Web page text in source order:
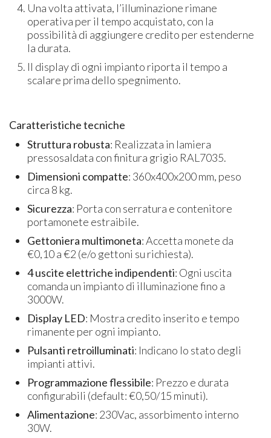
Una volta attivata, l’illuminazione rimane
operativa per il tempo acquistato, con la
possibilità di aggiungere credito per estenderne
la durata.
Il display di ogni impianto riporta il tempo a
scalare prima dello spegnimento.
Caratteristiche tecniche
Struttura robusta: Realizzata in lamiera
pressosaldata con finitura grigio RAL7035.
Dimensioni compatte: 360x400x200 mm, peso
circa 8 kg.
Sicurezza: Porta con serratura e contenitore
portamonete estraibile.
Gettoniera multimoneta: Accetta monete da
€0,10 a €2 (e/o gettoni su richiesta).
4 uscite elettriche indipendenti: Ogni uscita
comanda un impianto di illuminazione fino a
3000W.
Display LED: Mostra credito inserito e tempo
rimanente per ogni impianto.
Pulsanti retroilluminati: Indicano lo stato degli
impianti attivi.
Programmazione flessibile: Prezzo e durata
configurabili (default: €0,50/15 minuti).
Alimentazione: 230Vac, assorbimento interno
30W.